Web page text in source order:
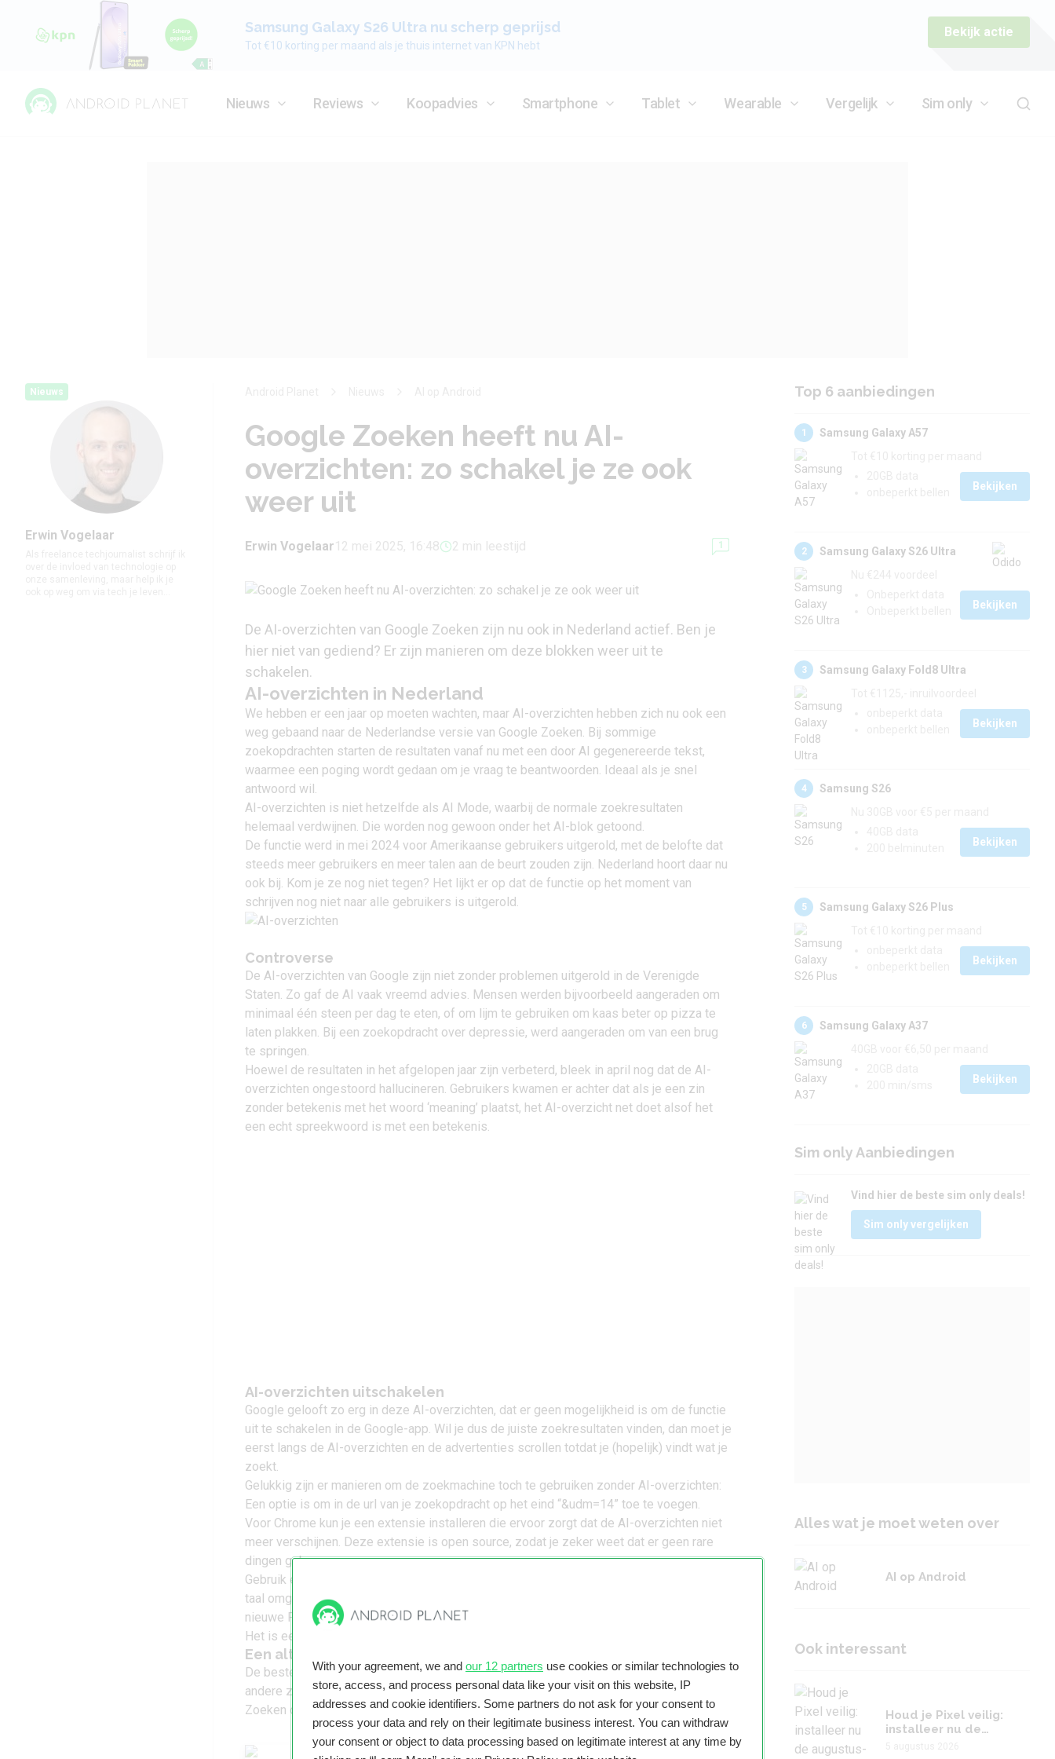
With your agreement, we and our 12 partners use cookies or similar technologies to
store, access, and process personal data like your visit on this website, IP
addresses and cookie identifiers. Some partners do not ask for your consent to
process your data and rely on their legitimate business interest. You can withdraw
your consent or object to data processing based on legitimate interest at any time by
Samsung Galaxy S26 Ultra nu scherp geprijsd
Tot €10 korting per maand als je thuis internet van KPN hebt
Bekijk actie
Nieuws Reviews Koopadvies Smartphone Tablet Wearable Vergelijk Sim only
Nieuws
Erwin Vogelaar
Google Zoeken heeft nu AI-
overzichten: zo schakel je ze ook
weer uit
Erwin Vogelaar 12 mei 2025, 16:48 2 min leestijd 1
De AI-overzichten van Google Zoeken zijn nu ook in Nederland actief. Ben je
hier niet van gediend? Er zijn manieren om deze blokken weer uit te
schakelen.
AI-overzichten in Nederland
We hebben er een jaar op moeten wachten, maar AI-overzichten hebben zich nu ook een
weg gebaand naar de Nederlandse versie van Google Zoeken. Bij sommige
zoekopdrachten starten de resultaten vanaf nu met een door AI gegenereerde tekst,
waarmee een poging wordt gedaan om je vraag te beantwoorden. Ideaal als je snel
antwoord wil.
AI-overzichten is niet hetzelfde als AI Mode, waarbij de normale zoekresultaten
helemaal verdwijnen. Die worden nog gewoon onder het AI-blok getoond.
De functie werd in mei 2024 voor Amerikaanse gebruikers uitgerold, met de belofte dat
steeds meer gebruikers en meer talen aan de beurt zouden zijn. Nederland hoort daar nu
ook bij. Kom je ze nog niet tegen? Het lijkt er op dat de functie op het moment van
schrijven nog niet naar alle gebruikers is uitgerold.
Controverse
De AI-overzichten van Google zijn niet zonder problemen uitgerold in de Verenigde
Staten. Zo gaf de AI vaak vreemd advies. Mensen werden bijvoorbeeld aangeraden om
minimaal één steen per dag te eten, of om lijm te gebruiken om kaas beter op pizza te
laten plakken. Bij een zoekopdracht over depressie, werd aangeraden om van een brug
te springen.
Hoewel de resultaten in het afgelopen jaar zijn verbeterd, bleek in april nog dat de AI-
overzichten ongestoord hallucineren. Gebruikers kwamen er achter dat als je een zin
zonder betekenis met het woord ‘meaning’ plaatst, het AI-overzicht net doet alsof het
een echt spreekwoord is met een betekenis.
AI-overzichten uitschakelen
Google gelooft zo erg in deze AI-overzichten, dat er geen mogelijkheid is om de functie
uit te schakelen in de Google-app. Wil je dus de juiste zoekresultaten vinden, dan moet je
eerst langs de AI-overzichten en de advertenties scrollen totdat je (hopelijk) vindt wat je
zoekt.
Gelukkig zijn er manieren om de zoekmachine toch te gebruiken zonder AI-overzichten:
Een optie is om in de url van je zoekopdracht op het eind “&udm=14” toe te voegen.
Voor Chrome kun je een extensie installeren die ervoor zorgt dat de AI-overzichten niet
meer verschijnen. Deze extensie is open source, zodat je zeker weet dat er geen rare
dingen gebeuren.
Gebruik een vloekwoord in je zoekopdracht. Omdat AI-tools vaak liever niet met hatelijke
taal omgaan, verschijnt het AI-overzicht niet als je vloekt. Dus in plaats van “wat kost een
nieuwe Pixel” kun je “wat kost eenfucking
Het is een beetje vreemd, maar van een AI uitschelden heeft echt niemand last.
Een alternatieve zoekmachine kiezen
De beste manier om van de AI-overzichten te ontsnappen is natuurlijk door een hele
andere zoekmachine te gebruiken. We zeggen debeste alternatieven voor Google
Zoeken op een rijtje.
Top 6 aanbiedingen
1
Samsung Galaxy A57
Bekijken
2
Samsung Galaxy S26 Ultra
Bekijken
3
Samsung Galaxy Fold8 Ultra
Bekijken
4
Samsung S26
Bekijken
5
Samsung Galaxy S26 Plus
Bekijken
6
Samsung Galaxy A37
Bekijken
Sim only Aanbiedingen
Vind hier de beste sim only deals!
Sim only vergelijken
Alles wat je moet weten over
AI op Android
Ook interessant
Houd je Pixel veilig:
installeer nu de